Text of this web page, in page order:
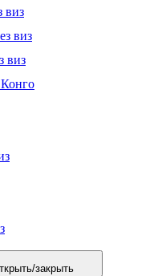
виз
виз
виз
закрыть